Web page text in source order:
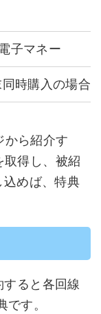
子マネー
時購入の場合
から紹介す
取得し、被紹
めば、特典
ると各回線
す。